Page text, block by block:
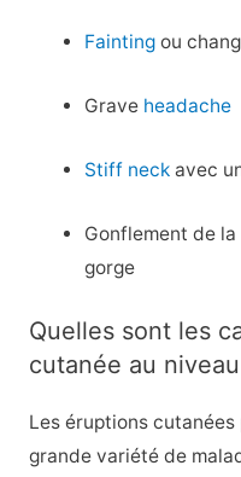
Fainting ou
Grave headache
Stiff neck avec
Gonflement de
gorge
Quelles sont les
cutanée au
Les éruptions
grande variété de